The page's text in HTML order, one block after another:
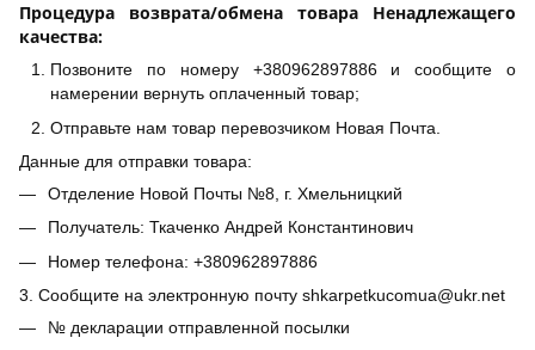
Процедура возврата/обмена товара Ненадлежащего
качества:
Позвоните по номеру +380962897886 и сообщите о
намерении вернуть оплаченный товар;
Отправьте нам товар перевозчиком Новая Почта.
Данные для отправки товара:
Отделение Новой Почты №8, г. Хмельницкий
Получатель: Ткаченко Андрей Константинович
Номер телефона: +380962897886
3. Сообщите на электронную почту shkarpetkucomua@ukr.net
№ декларации отправленной посылки